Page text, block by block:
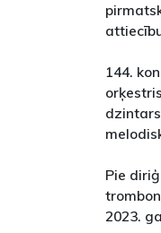
144.
Pie
2023.